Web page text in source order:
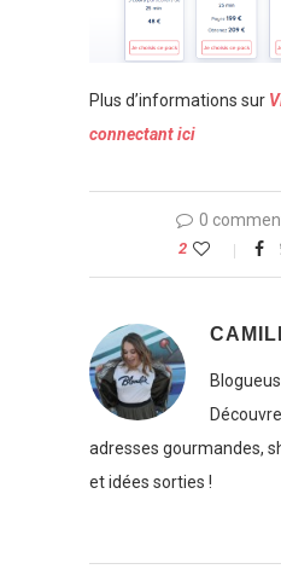
Plus d’informations sur
connectant ici
0
2
adresses gourmandes,
et idées sorties !